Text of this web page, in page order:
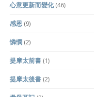
心意更新而變化(46)
感恩 (9)
憐憫 (2)
提摩太前書 (1)
提摩太後書 (2)